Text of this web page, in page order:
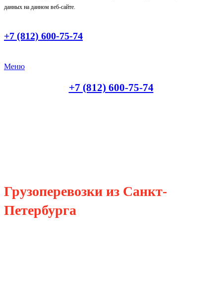
данных на данном веб-сайте.
+7 (812) 600-75-74
Меню
+7 (812) 600-75-74
Грузоперевозки из Санкт-
Петербурга